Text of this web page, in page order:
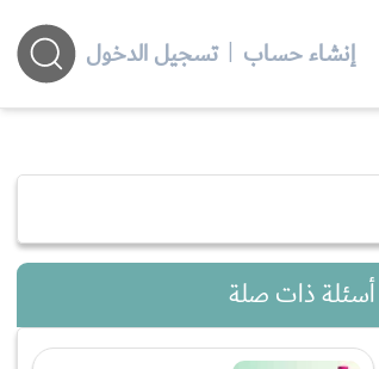
إنشاء حساب | تسجيل الدخول
أسئلة ذات صلة